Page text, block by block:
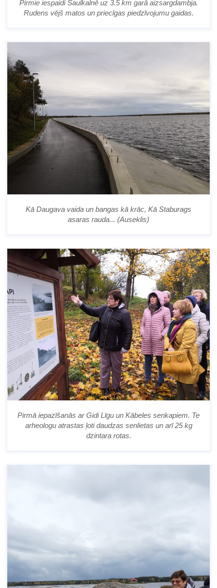
Pirmie iespaidi Saulkalnē uz 3.5 km garā aizsargdambja.
Rudens vējš matos un priecīgas piedzīvojumu gaidas.
Kā Daugava vaida un bangas kā krāc, Kā Staburags
asaras rauda... (Auseklis)
Pirmā iepazīšanās ar Gidi Līgu un Kābeles senkapiem. Te
arheologu atrastas ļoti daudzas senlietas un arī 25 kg
dzintara rotas.